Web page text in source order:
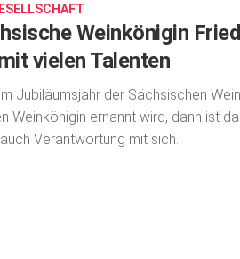
Weinkönigin
vielen Talenten
Jubiläumsjahr der Sächsischen
Weinkönigin ernannt wird, dann ist
Verantwortung mit sich.